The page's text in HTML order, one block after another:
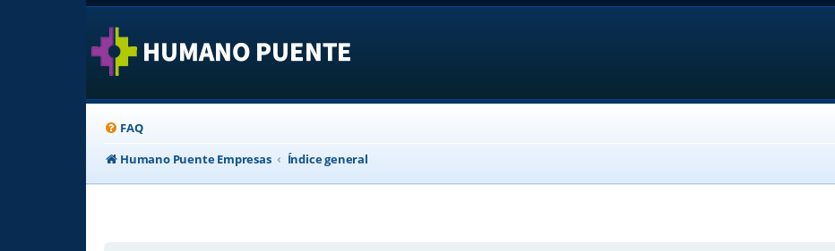
FAQ
Humano Puente Empresas
Índice general